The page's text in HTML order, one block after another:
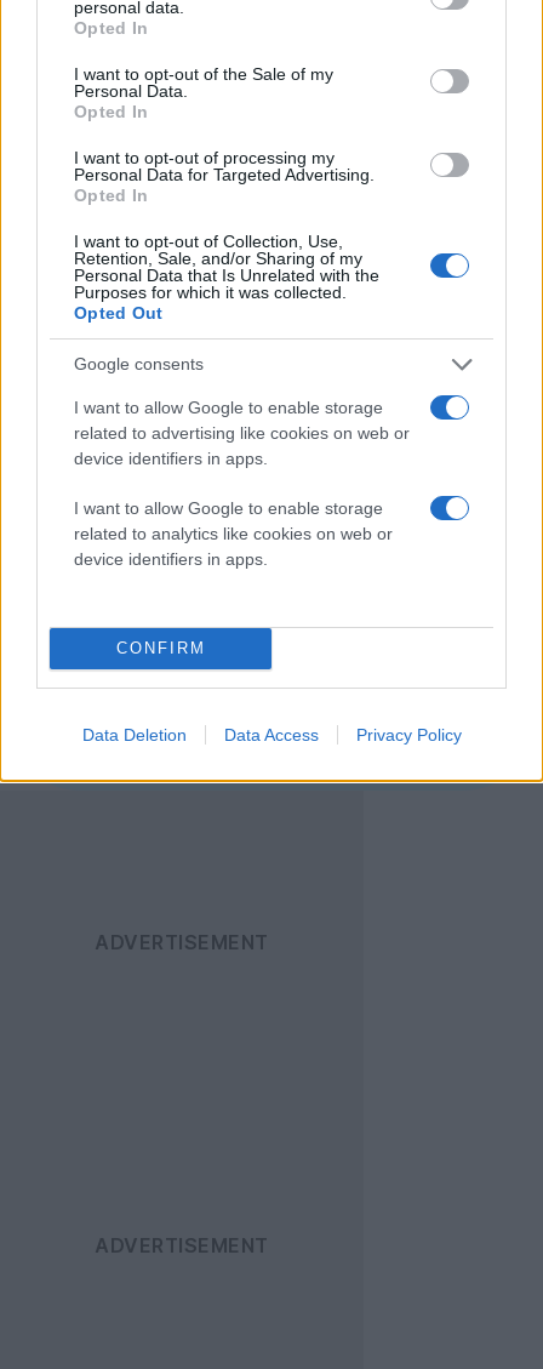
grant or deny consent to Google and its third-party tags to
use your data for below specified purposes in below Google
consent section.
personal data.
Opted In
I want to opt-out of the Sale of my
Personal Data.
Opted In
I want to opt-out of processing my
Personal Data for Targeted Advertising.
Opted In
I want to opt-out of Collection, Use,
Retention, Sale, and/or Sharing of my
Personal Data that Is Unrelated with the
Purposes for which it was collected.
Opted Out
Google consents
I want to allow Google to enable storage
related to advertising like cookies on web or
device identifiers in apps.
I want to allow Google to enable storage
related to analytics like cookies on web or
device identifiers in apps.
CONFIRM
Data Deletion Data Access Privacy Policy
Σύμφωνα με τους New York Times η Microsoft θα
λάβει το ποσό των $300 εκατομμυρίων για το 50 τοις
εκατό του μεριδίου της και το NBC θα έχει τον πλήρη
έλεγχο του MSNBC που θα μετονομαστεί σε
NBCNews.com. Ταυτόχρονα, η Microsoft έχει
δεσμευτεί ότι θα συνεχίσει να προβάλει περιεχόμενο
από την ιστοσελίδα μέσω του MSN αλλά όχι
απαραίτητα σε αποκλειστικότητα.
[viaAllThingsD
Techgear.gr στο Google
Newsγια να
ενημερώνεστε άμεσα
για όλα τα νέα άρθρα!